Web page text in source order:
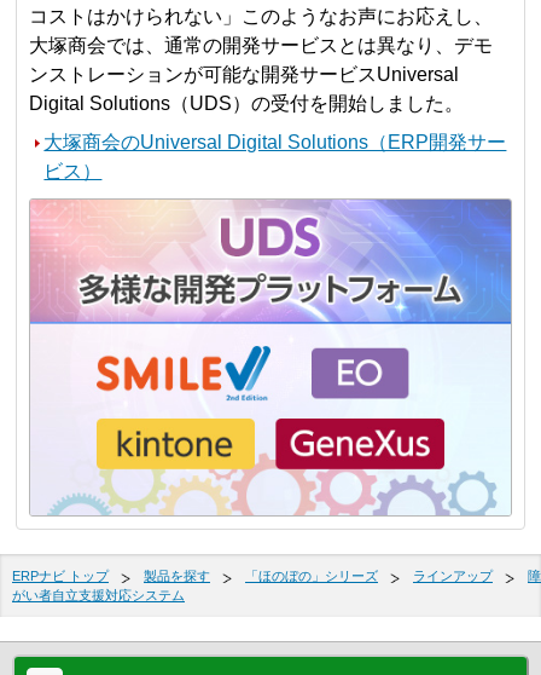
コストはかけられない」このようなお声にお応えし、
大塚商会では、通常の開発サービスとは異なり、デモ
ンストレーションが可能な開発サービスUniversal
Digital Solutions（UDS）の受付を開始しました。
大塚商会のUniversal Digital Solutions（ERP開発サー
ビス）
ERPナビ トップ 製品を探す 「ほのぼの」シリーズ ラインアップ
障
がい者自立支援対応システム